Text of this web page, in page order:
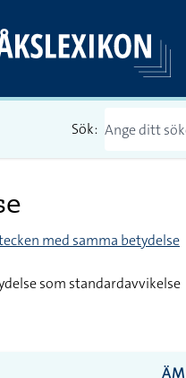
Sök:
med samma betydelse
som standardavvikelse